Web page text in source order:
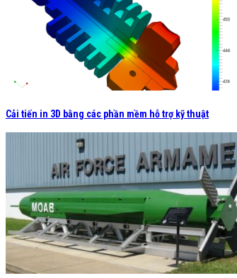
Cải tiến in 3D bằng các phần mềm hỗ trợ kỹ thuật